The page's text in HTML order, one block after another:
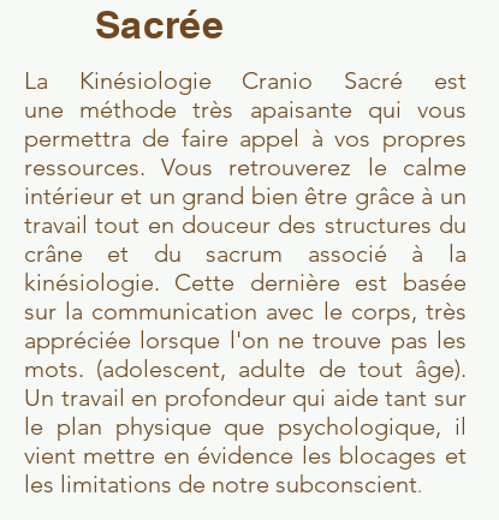
Sacrée
La Kinésiologie Cranio Sacré est
une méthode très apaisante qui vous
permettra de faire appel à vos propres
ressources. Vous retrouverez le calme
intérieur et un grand bien être grâce à un
travail tout en douceur des structures du
crâne et du sacrum associé à la
kinésiologie. Cette dernière est basée
sur la communication avec le corps, très
appréciée lorsque l'on ne trouve pas les
mots. (adolescent, adulte de tout âge).
Un travail en profondeur qui aide tant sur
le plan physique que psychologique, il
vient mettre en évidence les blocages et
les limitations de notre subconscient.